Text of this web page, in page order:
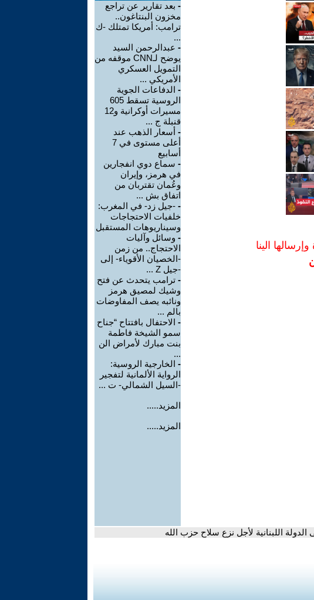
الينا
- بعد تقارير عن تراجع
مخزون البنتاغون..
ترامب: أمريكا تمتلك -ك
...
- عبدالرحمن السيد
يوضح لـCNN موقفه من
التمويل العسكري
الأمريكي ...
- الدفاعات الجوية
الروسية تسقط 605
مسيرات أوكرانية و12
قنبلة ج ...
- أسعار الذهب عند
أعلى مستوى في 7
أسابيع
- سماع دوي انفجارين
في هرمز، وإيران
وعُمان تقتربان من
اتفاق بش ...
- -جيل زد- في المغرب:
خلفيات الاحتجاجات
وسيناريوهات المستقبل
- وسائل وآليات
الاحتجاج.. من زمن
-الخصيان الأقوياء- إلى
-جيل Z ...
- ترامب يتحدث عن فتح
وشيك لمصيق هرمز
ونائبه يصف المفاوضات
بالم ...
- الاحتفال بافتتاح “جناح
سمو الشيخة فاطمة
بنت مبارك لأمراض الن
...
- الخارجية الروسية:
الرواية الألمانية لتفجير
-السيل الشمالي- ت ...
المزيد.....
المزيد.....
اللبنانية لأجل نزع سلاح حزب الله